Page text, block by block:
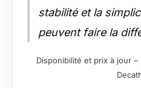
stabilité et la
peuvent faire la
Disponibilité et prix à jour